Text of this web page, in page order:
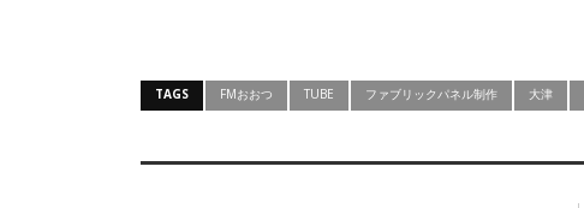
TAGS FMおおつ TUBE ファブリックパネル制作 大津